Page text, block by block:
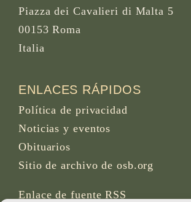
Piazza dei Cavalieri di Malta 5
00153 Roma
Italia
ENLACES RÁPIDOS
Política de privacidad
Noticias y eventos
Obituarios
Sitio de archivo de osb.org
Enlace de fuente RSS